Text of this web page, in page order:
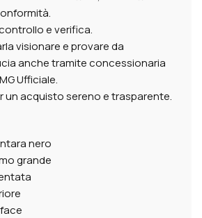
e verifica.
visionare e provare da
anche tramite concessionaria
Ufficiale.
un acquisto sereno e trasparente.
nero
grande